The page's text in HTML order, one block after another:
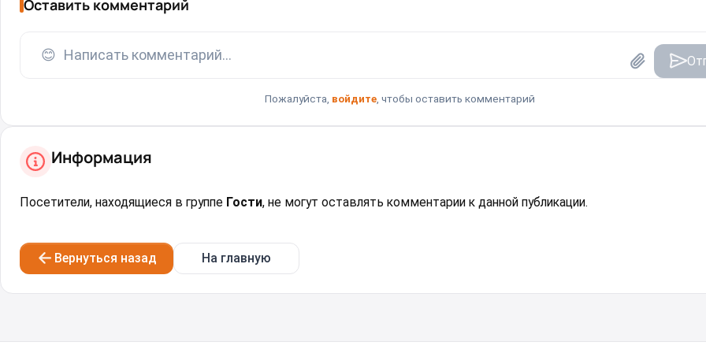
Оставить комментарий
😊 Написать комментарий...
Пожалуйста, войдите, чтобы оставить комментарий
Информация
Посетители, находящиеся в группе Гости, не могут оставлять комментарии к данной публикации.
Вернуться назад На главную